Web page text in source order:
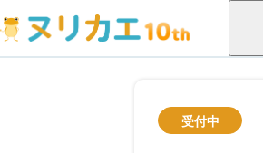
受付中